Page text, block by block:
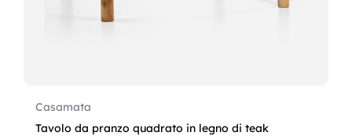
Casamata
Tavolo da pranzo quadrato in legno di teak